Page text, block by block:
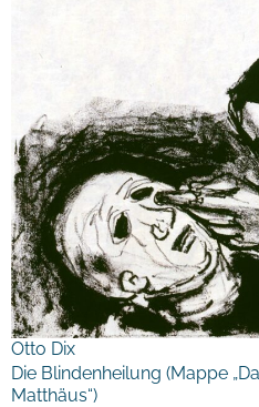
Otto Dix
Die Blindenheilung (Mappe
Matthäus“)